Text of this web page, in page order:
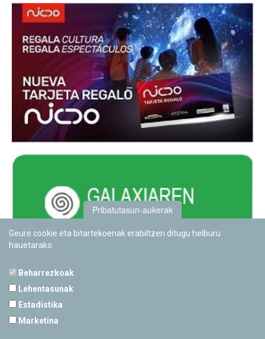
Pribatutasun-aukerak
Geure cookie eta bitartekoenak erabiltzen ditugu helburu
hauetarako:
Beharrezkoak
Lehentasunak
Estadistika
Marketina